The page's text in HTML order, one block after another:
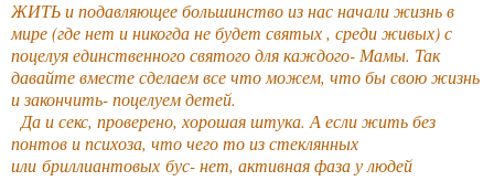
ЖИТЬ и подавляющее большинство из нас начали жизнь в
мире (где нет и никогда не будет святых , среди живых) с
поцелуя единственного святого для каждого- Мамы. Так
давайте вместе сделаем все что можем, что бы свою жизнь
и закончить- поцелуем детей.
Да и секс, проверено, хорошая штука. А если жить без
понтов и психоза, что чего то из стеклянных
или бриллиантовых бус- нет, активная фаза у людей